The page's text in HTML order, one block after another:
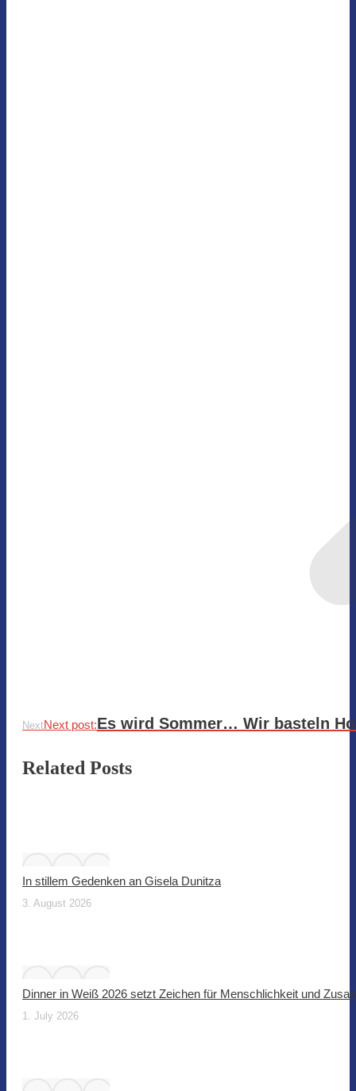
NextNext post:Es wird Sommer… Wir basteln
Related Posts
In stillem Gedenken an Gisela Dunitza
3. August 2026
Dinner in Weiß 2026 setzt Zeichen für Menschlichkeit und
1. July 2026